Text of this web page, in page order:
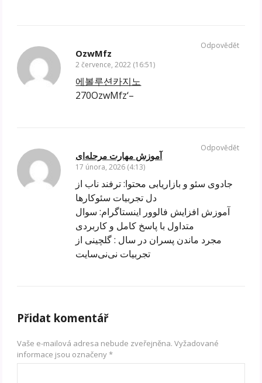
OzwMfz
2 července, 2022 (16:51)
에볼루션카지노
270OzwMfz‘–
Odpovědět
آموزش مهارت مرحله‌ای
17 února, 2026 (4:13)
جادوی سئو و بازاریابی محتوا: ترفند ناب از
دل تجربیات سئوکارها
آموزش افزایش فالوور اینستاگرام: سوال
متداول با پاسخ کامل و کاربردی
مجرد ماندن پسران در سال : گلچینی از
تجربیات نی‌نی‌سایت
Odpovědět
Přidat komentář
Vaše e-mailová adresa nebude zveřejněna. Vyžadované
informace jsou označeny*